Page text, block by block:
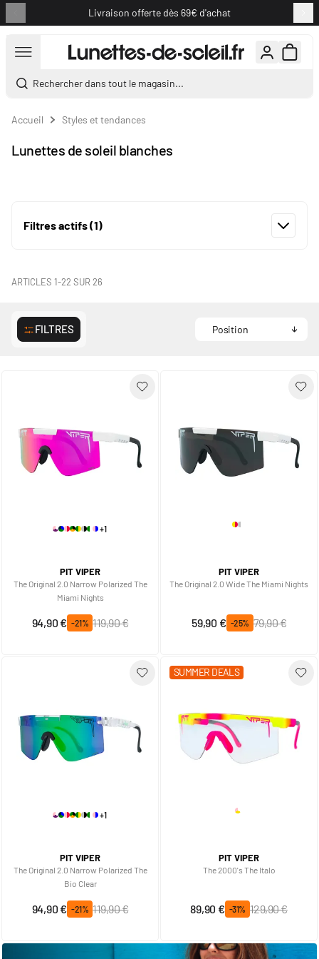
Livraison offerte dès 69€ d'achat
Rechercher dans tout le magasin...
Accueil Styles et tendances
Lunettes de soleil blanches
Filtres actifs(1)
ARTICLES 1-22 SUR 26
FILTRES
+1
PIT VIPER
The Original 2.0 Narrow Polarized The
Miami Nights
Prix spécial
94,90 € -21%
Prix normal
119,90 €
PIT VIPER
The Original 2.0 Wide The Miami Nights
Prix spécial
59,90 € -25%
Prix normal
79,90 €
+1
PIT VIPER
The Original 2.0 Narrow Polarized The
Bio Clear
Prix spécial
94,90 € -21%
Prix normal
119,90 €
SUMMER DEALS
PIT VIPER
The 2000's The Italo
Prix spécial
89,90 € -31%
Prix normal
129,90 €